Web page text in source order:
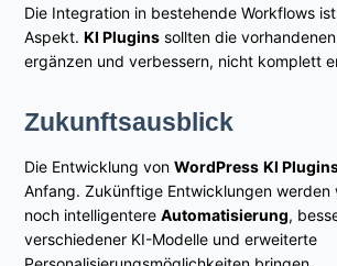
Die Integration in bestehende Workflows
Aspekt.KI Plugins sollten die
ergänzen und verbessern, nicht komplett
Zukunftsausblick
Die Entwicklung vonWordPress KI
Anfang. Zukünftige Entwicklungen werden
noch intelligentereAutomatisierung,
verschiedener KI-Modelle und erweiterte